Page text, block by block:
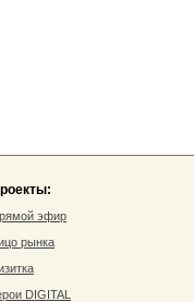
эфир
рынка
DIGITAL